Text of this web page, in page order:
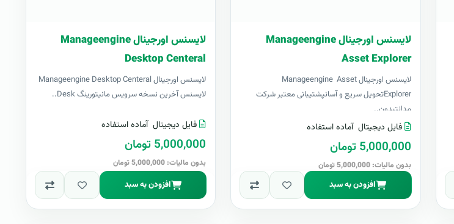
لایسنس اورجینال Manageengine
Asset Explorer
لایسنس اورجینال Manageengine Asset
Explorerتحویل سریع و آسانپشتیبانی معتبر شرکت
مدانتبدون..
فایل دیجیتال آماده استفاده
5,000,000 تومان
بدون مالیات: 5,000,000 تومان
افزودن به سبد
لایسنس اورجینال Manageengine
Desktop Centeral
لایسنس اورجینال Manageengine Desktop Centeral
لایسنس آخرین نسخه سرویس مانیتورینگ Desk..
فایل دیجیتال آماده استفاده
5,000,000 تومان
بدون مالیات: 5,000,000 تومان
افزودن به سبد